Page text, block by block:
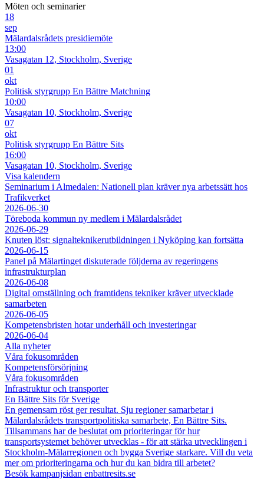
Möten och seminarier
18
sep
Mälardalsrådets presidiemöte
13:00
Vasagatan 12, Stockholm, Sverige
01
okt
Politisk styrgrupp En Bättre Matchning
10:00
Vasagatan 10, Stockholm, Sverige
07
okt
Politisk styrgrupp En Bättre Sits
16:00
Vasagatan 10, Stockholm, Sverige
Visa kalendern
Seminarium i Almedalen: Nationell plan kräver nya arbetssätt hos
Trafikverket
2026-06-30
Töreboda kommun ny medlem i Mälardalsrådet
2026-06-29
Knuten löst: signalteknikerutbildningen i Nyköping kan fortsätta
2026-06-15
Panel på Mälartinget diskuterade följderna av regeringens
infrastrukturplan
2026-06-08
Digital omställning och framtidens tekniker kräver utvecklade
samarbeten
2026-06-05
Kompetensbristen hotar underhåll och investeringar
2026-06-04
Alla nyheter
Våra fokusområden
Kompetensförsörjning
Våra fokusområden
Infrastruktur och transporter
En Bättre Sits för Sverige
En gemensam röst ger resultat. Sju regioner samarbetar i
Mälardalsrådets transportpolitiska samarbete, En Bättre Sits.
Tillsammans har de beslutat om prioriteringar för hur
transportsystemet behöver utvecklas - för att stärka utvecklingen i
Stockholm-Mälarregionen och bygga Sverige starkare. Vill du veta
mer om prioriteringarna och hur du kan bidra till arbetet?
Besök kampanjsidan enbattresits.se